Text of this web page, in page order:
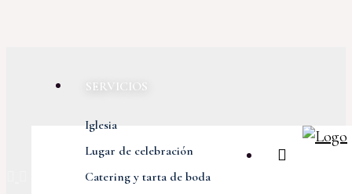
SERVICIOS
Iglesia
Lugar de celebración
Catering y tarta de boda